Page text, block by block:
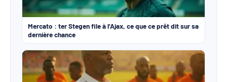
Mercato : ter Stegen file à l’Ajax, ce que ce prêt dit sur sa
dernière chance